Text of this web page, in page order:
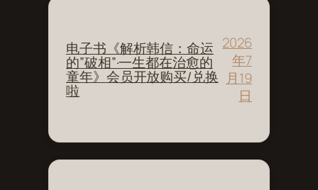
电子书《解析韩信：命运
的”破相”·一生都在治愈的
童年》会员开放购买/兑换
啦
2026
年7
月19
日